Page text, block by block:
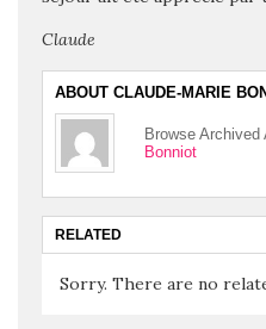
Claude
ABOUT CLAUDE-MARIE
Browse
Bonniot
RELATED
Sorry. There are no